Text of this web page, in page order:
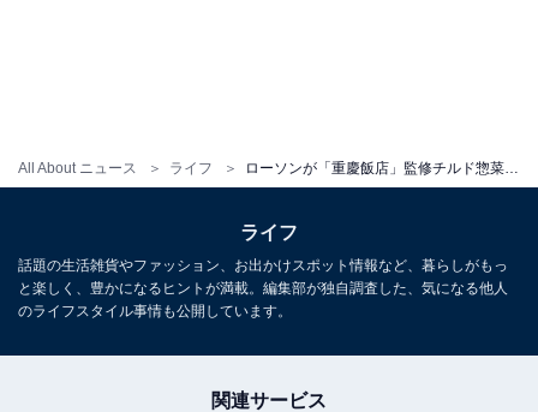
All About ニュース ライフ
「大海老のチリソース」はプリプリ食感が本格
ライフ
話題の生活雑貨やファッション、お出かけスポット情報など、暮らしがもっ
と楽しく、豊かになるヒントが満載。編集部が独自調査した、気になる他人
のライフスタイル事情も公開しています。
関連サービス